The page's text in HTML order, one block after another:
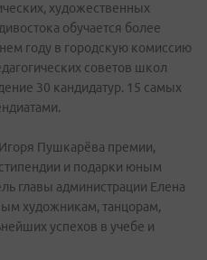
художественных
обучается более
году в городскую комиссию
советов школ
30 кандидатур. 15 самых
Пушкарёва премии,
и подарки юным
главы администрации Елена
художникам, танцорам,
успехов в учебе и